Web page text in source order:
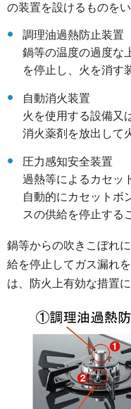
の装置を設けるものをい
調理油過熱防止装置
鍋等の温度の過度な
を停止し、火を消す
自動消火装置
火を使用する設備又
消火薬剤を放出して
圧力感知安全装置
過熱等によるカセッ
自動的にカセットボ
スの供給を停止する
鍋等からの吹きこぼれ
給を停止してガス漏れ
は、防火上有効な措置